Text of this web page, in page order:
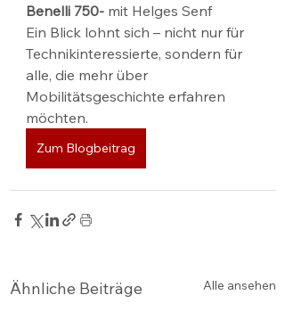
Benelli 750- mit Helges Senf
Ein Blick lohnt sich – nicht nur für
Technikinteressierte, sondern für
alle, die mehr über
Mobilitätsgeschichte erfahren
möchten.
Zum Blogbeitrag
Ähnliche Beiträge Alle ansehen